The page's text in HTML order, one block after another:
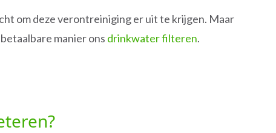
om deze verontreiniging er uit te krijgen. Maar
manier ons drinkwater filteren.